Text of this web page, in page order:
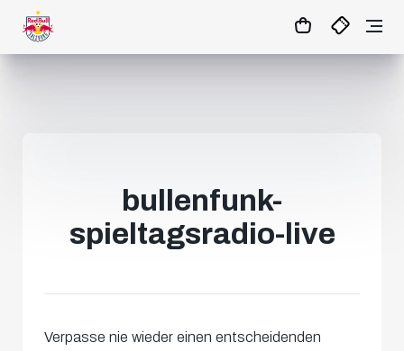
1:19:48 MATCHCENTER
bullenfunk-
spieltagsradio-live
Verpasse nie wieder einen entscheidenden